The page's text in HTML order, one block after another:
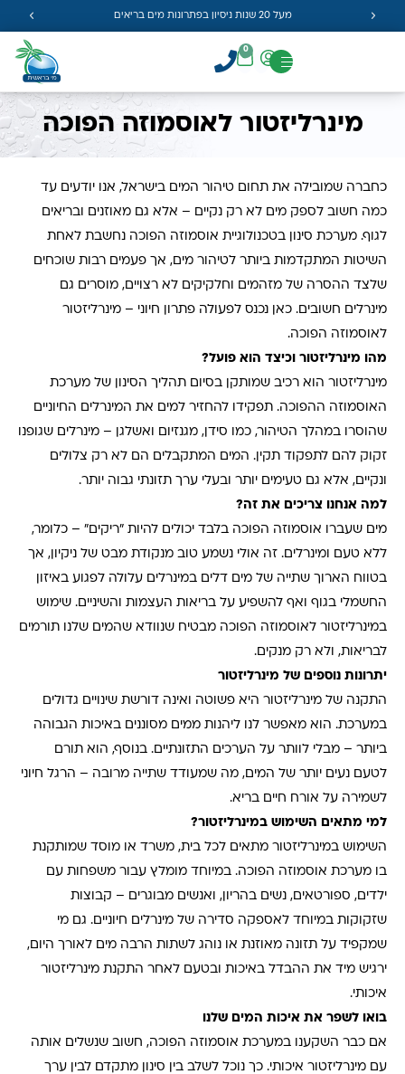
מעל 20 שנות ניסיון בפתרונות מים בריאים
0
מינרליזטור לאוסמוזה הפוכה
כחברה שמובילה את תחום טיהור המים בישראל, אנו יודעים עד
כמה חשוב לספק מים לא רק נקיים – אלא גם מאוזנים ובריאים
לגוף. מערכת סינון בטכנולוגיית אוסמוזה הפוכה נחשבת לאחת
השיטות המתקדמות ביותר לטיהור מים, אך פעמים רבות שוכחים
שלצד ההסרה של מזהמים וחלקיקים לא רצויים, מוסרים גם
מינרלים חשובים. כאן נכנס לפעולה פתרון חיוני – מינרליזטור
לאוסמוזה הפוכה.
מהו מינרליזטור וכיצד הוא פועל?
מינרליזטור הוא רכיב שמותקן בסיום תהליך הסינון של מערכת
האוסמוזה ההפוכה. תפקידו להחזיר למים את המינרלים החיוניים
שהוסרו במהלך הטיהור, כמו סידן, מגנזיום ואשלגן – מינרלים שגופנו
זקוק להם לתפקוד תקין. המים המתקבלים הם לא רק צלולים
ונקיים, אלא גם טעימים יותר ובעלי ערך תזונתי גבוה יותר.
למה אנחנו צריכים את זה?
מים שעברו אוסמוזה הפוכה בלבד יכולים להיות "ריקים" – כלומר,
ללא טעם ומינרלים. זה אולי נשמע טוב מנקודת מבט של ניקיון, אך
בטווח הארוך שתייה של מים דלים במינרלים עלולה לפגוע באיזון
החשמלי בגוף ואף להשפיע על בריאות העצמות והשיניים. שימוש
במינרליזטור לאוסמוזה הפוכה מבטיח שנוודא שהמים שלנו תורמים
לבריאות, ולא רק מנקים.
יתרונות נוספים של מינרליזטור
התקנה של מינרליזטור היא פשוטה ואינה דורשת שינויים גדולים
במערכת. הוא מאפשר לנו ליהנות ממים מסוננים באיכות הגבוהה
ביותר – מבלי לוותר על הערכים התזונתיים. בנוסף, הוא תורם
לטעם נעים יותר של המים, מה שמעודד שתייה מרובה – הרגל חיוני
לשמירה על אורח חיים בריא.
למי מתאים השימוש במינרליזטור?
השימוש במינרליזטור מתאים לכל בית, משרד או מוסד שמותקנת
בו מערכת אוסמוזה הפוכה. במיוחד מומלץ עבור משפחות עם
ילדים, ספורטאים, נשים בהריון, ואנשים מבוגרים – קבוצות
שזקוקות במיוחד לאספקה סדירה של מינרלים חיוניים. גם מי
שמקפיד על תזונה מאוזנת או נוהג לשתות הרבה מים לאורך היום,
ירגיש מיד את ההבדל באיכות ובטעם לאחר התקנת מינרליזטור
איכותי.
בואו לשפר את איכות המים שלנו
אם כבר השקענו במערכת אוסמוזה הפוכה, חשוב שנשלים אותה
עם מינרליזטור איכותי. כך נוכל לשלב בין סינון מתקדם לבין ערך